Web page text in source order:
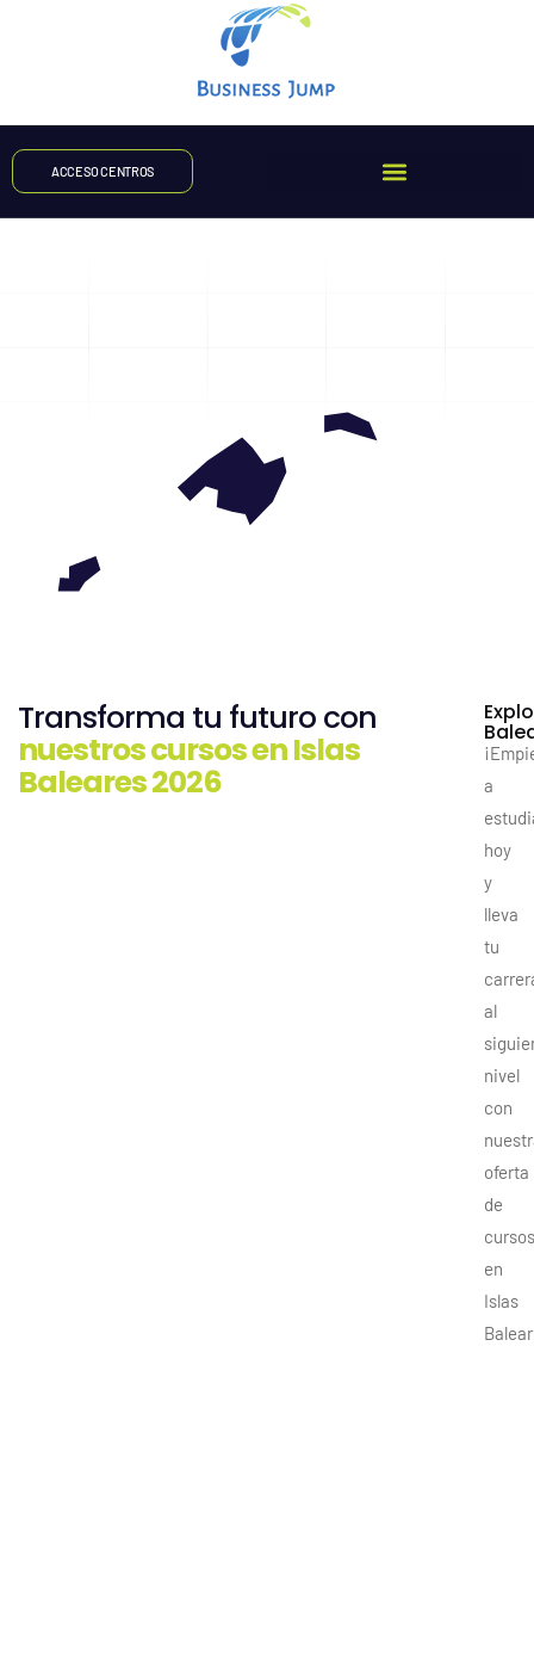
Transforma tu futuro con
nuestros cursos en Islas
Baleares 2026
a
hoy
y
lleva
tu
al
nivel
con
oferta
de
cursos
en
Islas